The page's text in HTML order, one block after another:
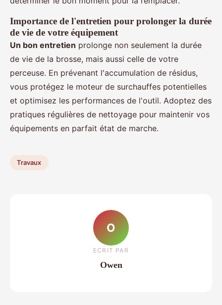
Importance de l'entretien pour prolonger la durée
de vie de votre équipement
Un bon entretien prolonge non seulement la durée
de vie de la brosse, mais aussi celle de votre
perceuse. En prévenant l'accumulation de résidus,
vous protégez le moteur de surchauffes potentielles
et optimisez les performances de l'outil. Adoptez des
pratiques régulières de nettoyage pour maintenir vos
équipements en parfait état de marche.
Travaux
O
ECRIT PAR
Owen